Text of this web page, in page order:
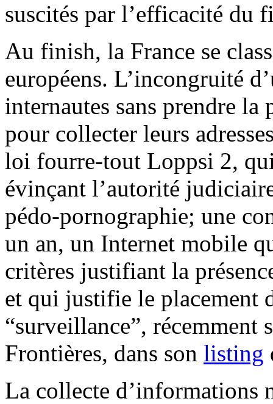
suscités par l’efficacité du
Au finish, la France se
européens. L’incongruité
internautes sans prendre la
pour collecter leurs
loi fourre-tout Loppsi 2,
évinçant l’autorité
pédo-pornographie; une
un an, un Internet mobile
critères justifiant la
et qui justifie le placement
“surveillance”, récemment
Frontières, dans son listing
La collecte d’informations